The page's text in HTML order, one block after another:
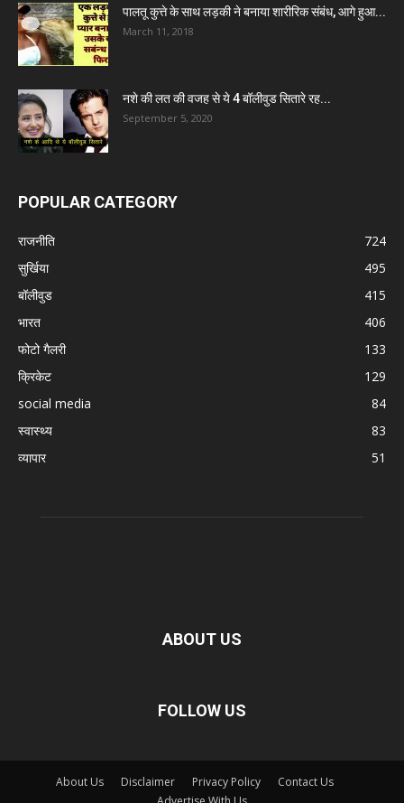
पालतू कुत्ते के साथ लड़की ने बनाया शारीरिक संबंध, आगे हुआ...
March 11, 2018
नशे की लत की वजह से ये 4 बॉलीवुड सितारे रह...
September 5, 2020
POPULAR CATEGORY
राजनीति
724
सुर्खिया
495
बॉलीवुड
415
भारत
406
फोटो गैलरी
133
क्रिकेट
129
social media
84
स्वास्थ्य
83
व्यापार
51
ABOUT US
FOLLOW US
About Us Disclaimer Privacy Policy
Contact Us